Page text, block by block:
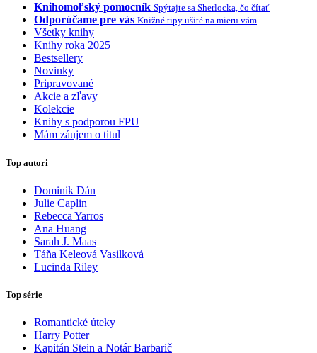
Knihomoľský pomocník Spýtajte sa Sherlocka, čo čítať
Odporúčame pre vás Knižné tipy ušité na mieru vám
Všetky knihy
Knihy roka 2025
Bestsellery
Novinky
Pripravované
Akcie a zľavy
Kolekcie
Knihy s podporou FPU
Mám záujem o titul
Top autori
Dominik Dán
Julie Caplin
Rebecca Yarros
Ana Huang
Sarah J. Maas
Táňa Keleová Vasilková
Lucinda Riley
Top série
Romantické úteky
Harry Potter
Kapitán Stein a Notár Barbarič